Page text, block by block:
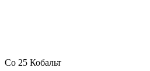
Co 25 Кобальт